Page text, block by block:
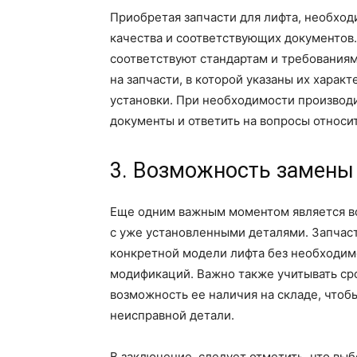
Приобретая запчасти для лифта,
качества и соответствующих
соответствуют стандартам и
на запчасти, в которой указаны их
установки. При необходимости
документы и ответить на вопросы
3. Возможность
Еще одним важным моментом является
с уже установленными деталями.
конкретной модели лифта без
модификаций. Важно также учитывать
возможность ее наличия на складе,
неисправной детали.